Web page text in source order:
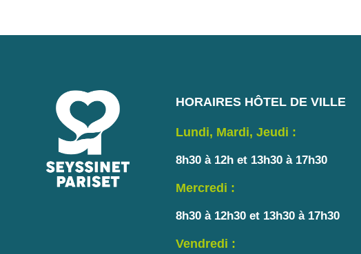
HORAIRES HÔTEL DE VILLE
Lundi, Mardi, Jeudi :
8h30 à 12h et 13h30 à 17h30
Mercredi :
8h30 à 12h30 et 13h30 à 17h30
Vendredi :